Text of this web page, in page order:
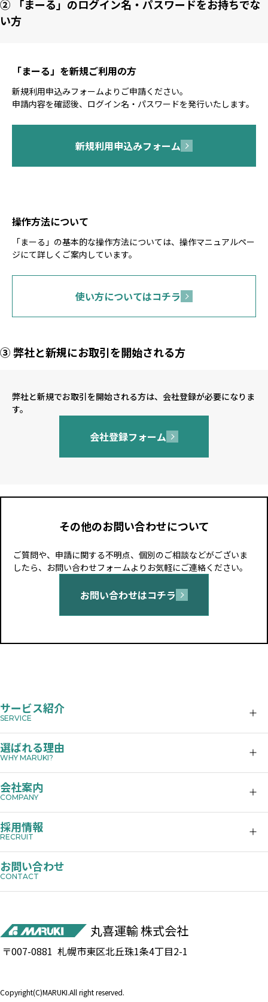
② 「まーる」のログイン名・パスワードをお持ちでな
い方
「まーる」を新規ご利用の方
新規利用申込みフォームよりご申請ください。
申請内容を確認後、ログイン名・パスワードを発行いたします。
新規利用申込みフォーム
操作方法について
「まーる」の基本的な操作方法については、操作マニュアルペー
ジにて詳しくご案内しています。
使い方についてはコチラ
③ 弊社と新規にお取引を開始される方
弊社と新規でお取引を開始される方は、会社登録が必要になりま
す。
会社登録フォーム
その他のお問い合わせについて
ご質問や、申請に関する不明点、個別のご相談などがございま
したら、お問い合わせフォームよりお気軽にご連絡ください。
お問い合わせはコチラ
サービス紹介
除雪
イベント
仮設リース
揚重システム
選ばれる理由
独自の発注システム
会社案内
グループ会社
採用情報
お問い合わせ
丸喜運輸株式会社
〒007-0881 札幌市東区北丘珠1条4丁目2-1
Copyright(C)MARUKI.All right reserved.